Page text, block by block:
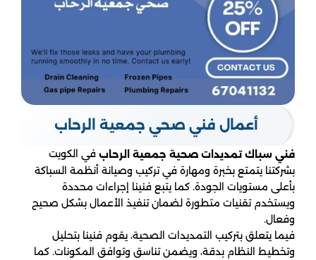
أعمال فني صحي جمعية الرحاب
فني سباك تمديدات صحية جمعية الرحاب في الكويت
بشركتنا يتمتع بخبرة ومهارة في تركيب وصيانة أنظمة السباكة
بأعلى مستويات الجودة. كما يتبع فنينا إجراءات محددة
ويستخدم تقنيات متطورة لضمان تنفيذ الأعمال بشكل صحيح
وفعال.
فيما يتعلق بتركيب التمديدات الصحية، يقوم فنينا بتحليل
وتخطيط النظام بدقة، ويضمن تناسق وتوافق المكونات. كما